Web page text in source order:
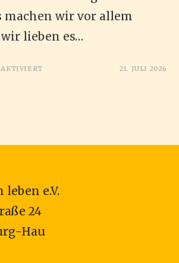
machen wir vor allem
lieben es…
FÜR 21. JULI 2026
e.V.
24
Hau